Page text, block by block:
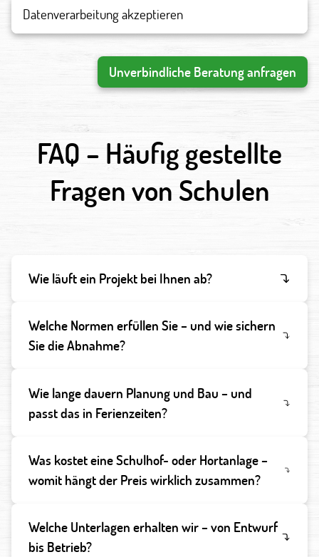
Datenverarbeitung akzeptieren
Unverbindliche Beratung anfragen
FAQ – Häufig gestellte
Fragen von Schulen
Wie läuft ein Projekt bei Ihnen ab?
Welche Normen erfüllen Sie – und wie sichern
Sie die Abnahme?
Wie lange dauern Planung und Bau – und
passt das in Ferienzeiten?
Was kostet eine Schulhof- oder Hortanlage –
womit hängt der Preis wirklich zusammen?
Welche Unterlagen erhalten wir – von Entwurf
bis Betrieb?